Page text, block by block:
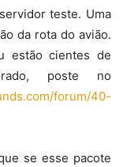
teste. Uma
da rota do avião.
estão cientes de
poste no
forum/40-
se esse pacote